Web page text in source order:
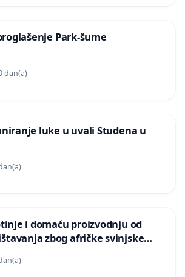
Park-šume
dan(a)
luke u uvali Studena u
i domaću proizvodnju od
zbog afričke svinjske